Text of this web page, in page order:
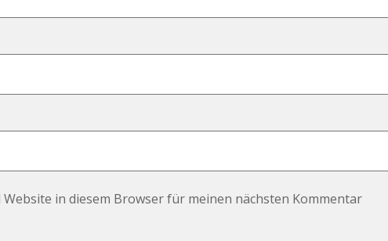
Website in diesem Browser für meinen nächsten Kommentar